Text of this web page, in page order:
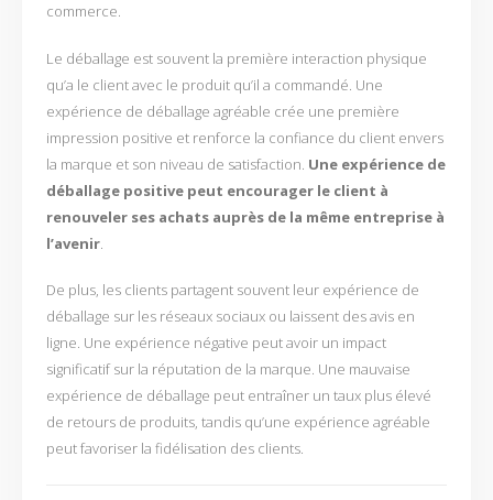
commerce.
Le déballage est souvent la première interaction physique
qu’a le client avec le produit qu’il a commandé. Une
expérience de déballage agréable crée une première
impression positive et renforce la confiance du client envers
la marque et son niveau de satisfaction. Une expérience de
déballage positive peut encourager le client à
renouveler ses achats auprès de la même entreprise à
l’avenir.
De plus, les clients partagent souvent leur expérience de
déballage sur les réseaux sociaux ou laissent des avis en
ligne. Une expérience négative peut avoir un impact
significatif sur la réputation de la marque. Une mauvaise
expérience de déballage peut entraîner un taux plus élevé
de retours de produits, tandis qu’une expérience agréable
peut favoriser la fidélisation des clients.